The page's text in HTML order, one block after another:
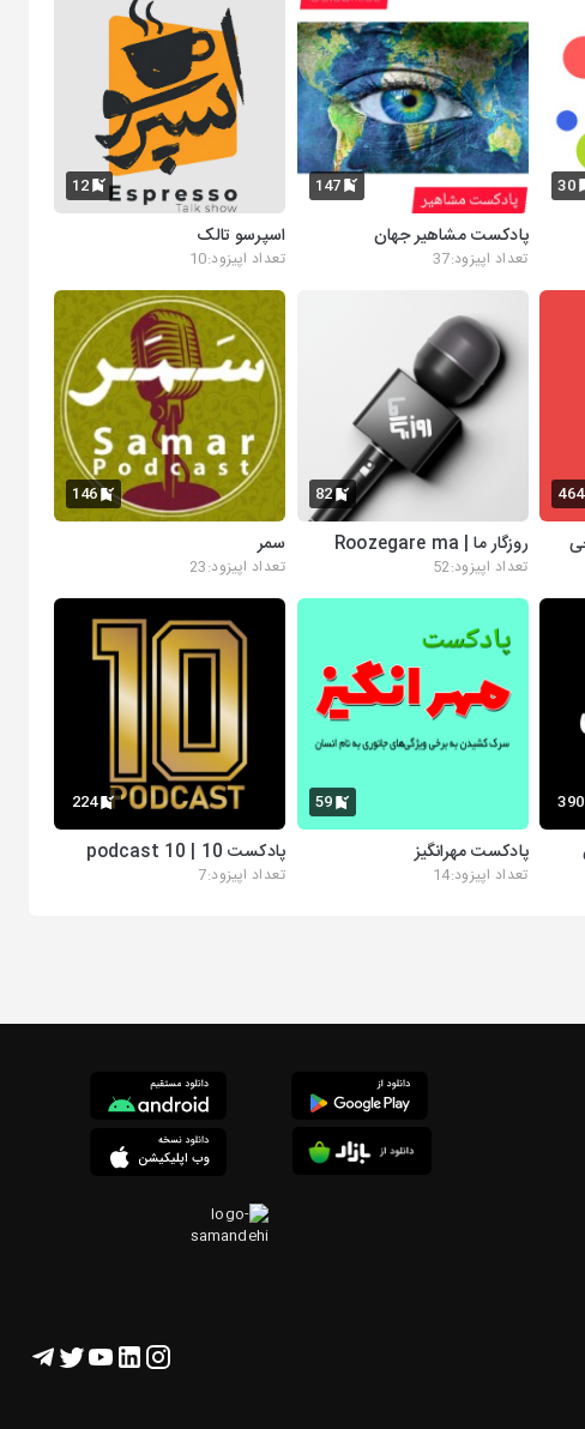
30
147
پادکست مشاهیر جهان
تعداد اپیزود:37
12
اسپرسو تالک
تعداد اپیزود:10
464
82
روزگار ما | Roozegare ma
تعداد اپیزود:52
146
سمر
تعداد اپیزود:23
390
59
پادکست مهرانگیز
تعداد اپیزود:14
224
پادکست 10 | podcast 10
تعداد اپیزود:7